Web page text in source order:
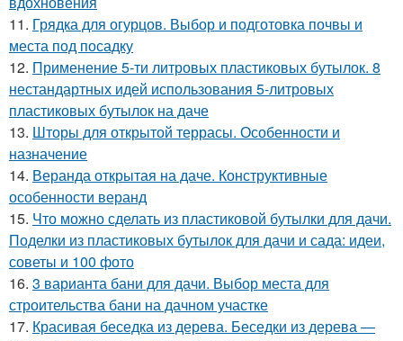
11. Грядка для огурцов. Выбор и подготовка почвы и
места под посадку
12. Применение 5-ти литровых пластиковых бутылок. 8
нестандартных идей использования 5-литровых
пластиковых бутылок на даче
13. Шторы для открытой террасы. Особенности и
назначение
14. Веранда открытая на даче. Конструктивные
особенности веранд
15. Что можно сделать из пластиковой бутылки для дачи.
Поделки из пластиковых бутылок для дачи и сада: идеи,
советы и 100 фото
16. 3 варианта бани для дачи. Выбор места для
строительства бани на дачном участке
17. Красивая беседка из дерева. Беседки из дерева —